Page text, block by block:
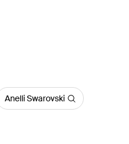
Anelli Swarovski